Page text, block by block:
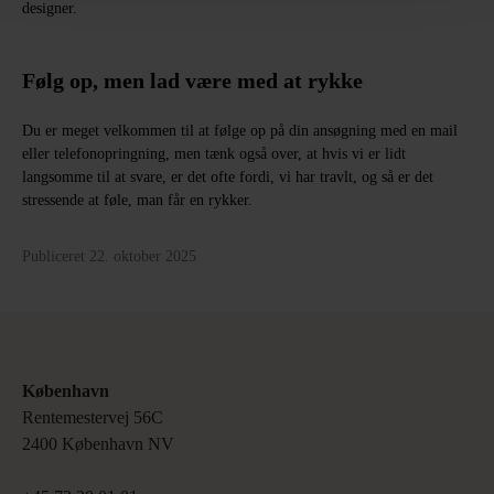
designer.
Følg op, men lad være med at rykke
Du er meget velkommen til at følge op på din ansøgning med en mail
eller telefonopringning, men tænk også over, at hvis vi er lidt
langsomme til at svare, er det ofte fordi, vi har travlt, og så er det
stressende at føle, man får en rykker.
Publiceret 22. oktober 2025
København
Rentemestervej 56C
2400 København NV